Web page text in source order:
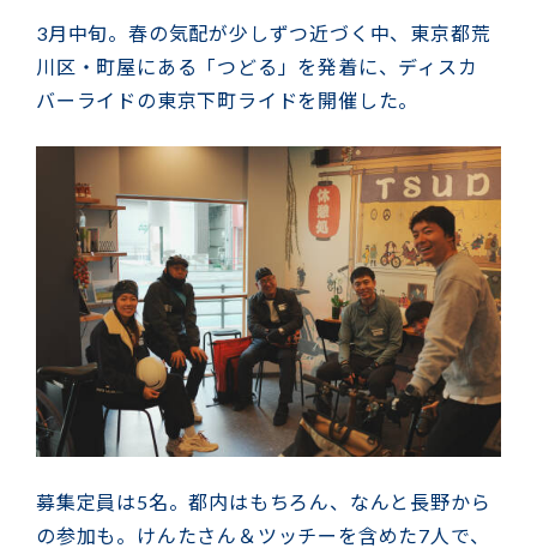
3月中旬。春の気配が少しずつ近づく中、東京都荒
川区・町屋にある「つどる」を発着に、ディスカ
バーライドの東京下町ライドを開催した。
募集定員は5名。都内はもちろん、なんと長野から
の参加も。けんたさん＆ツッチーを含めた7人で、